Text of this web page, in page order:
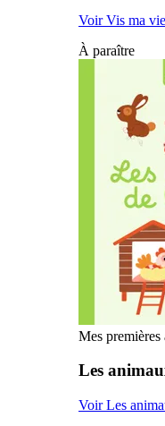
Voir Vis ma
À paraître
Mes premières
Les
Voir Les